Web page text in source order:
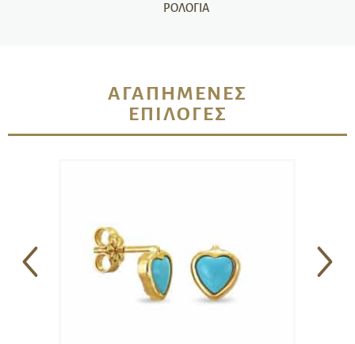
ΡΟΛΌΓΙΑ
ΑΓΑΠΗΜΈΝΕΣ
ΕΠΙΛΟΓΈΣ